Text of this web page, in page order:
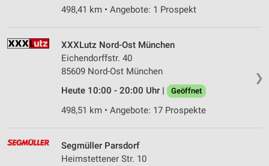
498,41 km • Angebote: 1 Prospekt
❯
XXXLutz Nord-Ost München
Eichendorffstr. 40
85609 Nord-Ost München
Heute 10:00 - 20:00 Uhr |
Geöffnet
498,51 km • Angebote: 17 Prospekte
Segmüller Parsdorf
Heimstettener Str. 10